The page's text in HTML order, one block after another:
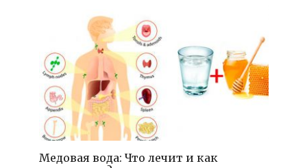
Медовая вода: Что лечит и как